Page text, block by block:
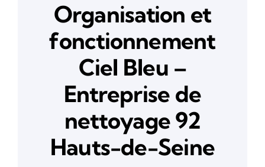
Organisation et
fonctionnement
Ciel Bleu –
Entreprise de
nettoyage 92
Hauts-de-Seine